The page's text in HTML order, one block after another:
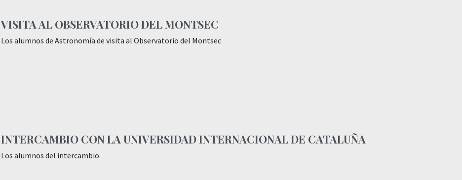
VISITA AL OBSERVATORIO DEL MONTSEC
Los alumnos de Astronomía de visita al Observatorio del Montsec
INTERCAMBIO CON LA UNIVERSIDAD INTERNACIONAL DE CATALUÑA
Los alumnos del intercambio.